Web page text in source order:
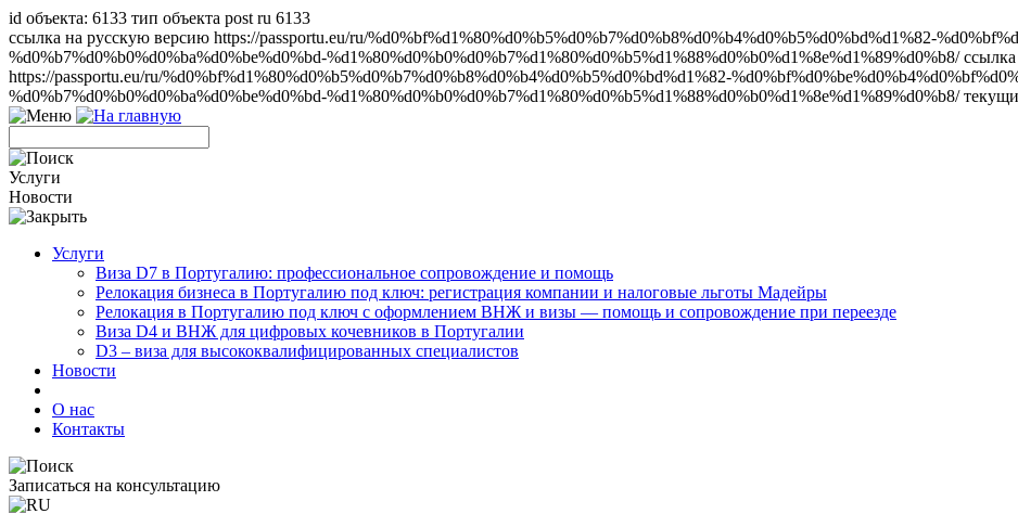
id объекта: 6133 тип объекта post ru 6133
ссылка на русскую версию https://passportu.eu/ru/%d0%bf%d1%80%d0%b5%d0%b7%d0%b8%d0%b4%d0%b5%d0%bd%d1%82-
%d0%b7%d0%b0%d0%ba%d0%be%d0%bd-%d1%80%d0%b0%d0%b7%d1%80%d0%b5%d1%88%d0%b0%d1%8e%d1%89%d0%b8/
https://passportu.eu/ru/%d0%bf%d1%80%d0%b5%d0%b7%d0%b8%d0%b4%d0%b5%d0%bd%d1%82-
%d0%b7%d0%b0%d0%ba%d0%be%d0%bd-%d1%80%d0%b0%d0%b7%d1%80%d0%b5%d1%88%d0%b0%d1%8e%d1%89%d0%b8/
Услуги
Новости
Услуги
Виза D7 в Португалию: профессиональное сопровождение и помощь
Релокация бизнеса в Португалию под ключ: регистрация компании и налоговые льготы Мадейры
Релокация в Португалию под ключ с оформлением ВНЖ и визы — помощь и сопровождение при переезде
Виза D4 и ВНЖ для цифровых кочевников в Португалии
D3 – виза для высококвалифицированных специалистов
Новости
О нас
Контакты
Записаться на консультацию